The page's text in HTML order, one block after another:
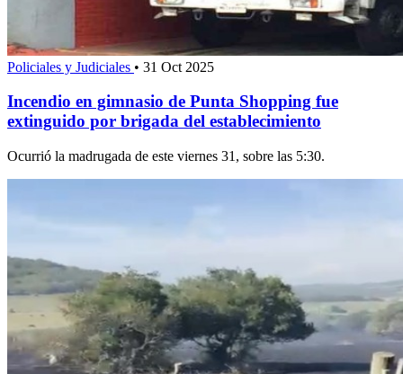
Policiales y Judiciales • 31 Oct 2025
Incendio en gimnasio de Punta Shopping fue
extinguido por brigada del establecimiento
Ocurrió la madrugada de este viernes 31, sobre las 5:30.